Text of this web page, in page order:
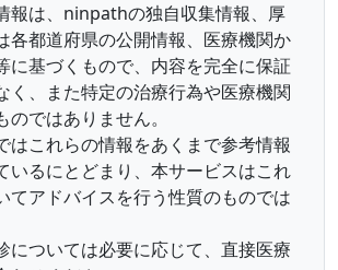
報は、ninpathの独自収集情報、厚
各都道府県の公開情報、医療機関か
に基づくもので、内容を完全に保証
く、また特定の治療行為や医療機関
ではありません。
はこれらの情報をあくまで参考情報
いるにとどまり、本サービスはこれ
てアドバイスを行う性質のものでは
については必要に応じて、直接医療